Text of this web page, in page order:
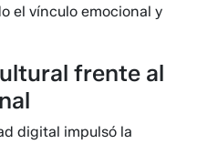
el vínculo emocional y
frente al
digital impulsó la